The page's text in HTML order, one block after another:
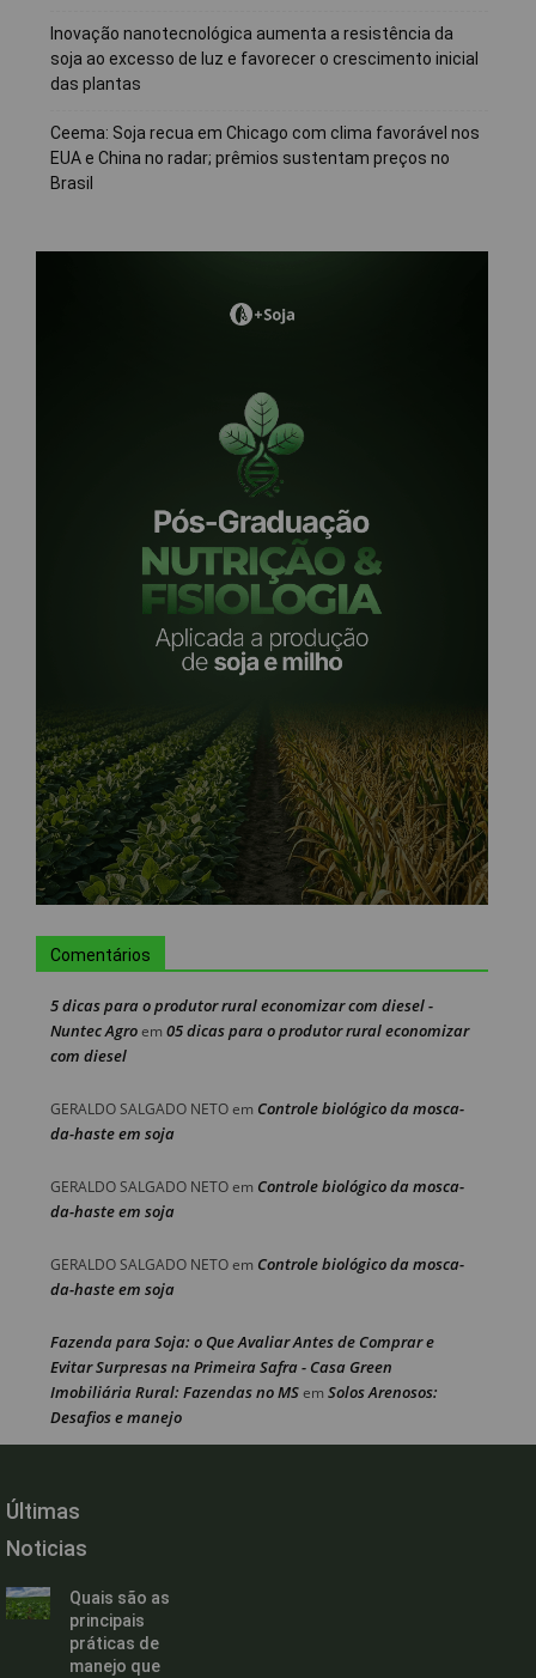
Inovação nanotecnológica aumenta a resistência da
soja ao excesso de luz e favorecer o crescimento inicial
das plantas
Ceema: Soja recua em Chicago com clima favorável nos
EUA e China no radar; prêmios sustentam preços no
Brasil
Comentários
5 dicas para o produtor rural economizar com diesel -
Nuntec Agroem 05 dicas para o produtor rural economizar
com diesel
GERALDO SALGADO NETOem Controle biológico da mosca-
da-haste em soja
GERALDO SALGADO NETOem Controle biológico da mosca-
da-haste em soja
GERALDO SALGADO NETOem Controle biológico da mosca-
da-haste em soja
Fazenda para Soja: o Que Avaliar Antes de Comprar e
Evitar Surpresas na Primeira Safra - Casa Green
Imobiliária Rural: Fazendas no MSem Solos Arenosos:
Desafios e manejo
Últimas
Noticias
Quais são as
principais
práticas de
manejo que